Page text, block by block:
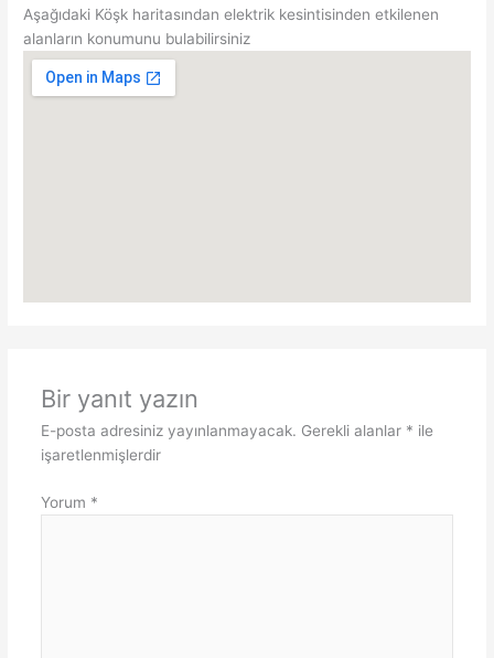
Aşağıdaki Köşk haritasından elektrik kesintisinden etkilenen
alanların konumunu bulabilirsiniz
Bir yanıt yazın
E-posta adresiniz yayınlanmayacak. Gerekli alanlar * ile
işaretlenmişlerdir
Yorum *